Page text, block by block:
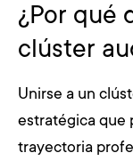
¿Por qué
clúster
Unirse a un
estratégica que
trayectoria